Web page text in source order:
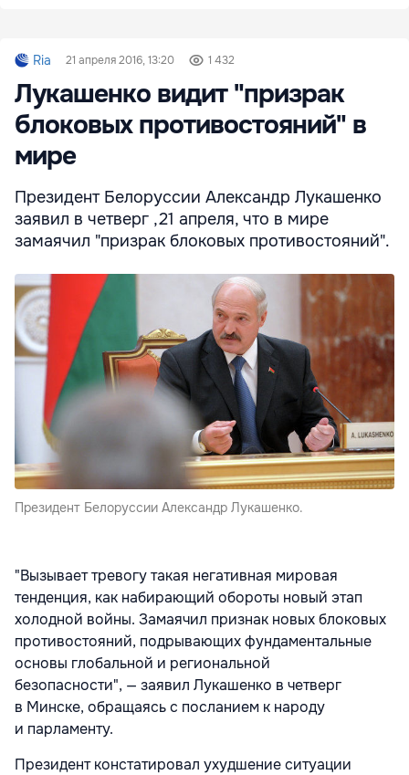
Ria 21 апреля 2016, 13:20 1 432
Лукашенко видит "призрак
блоковых противостояний" в
мире
Президент Белоруссии Александр Лукашенко
заявил в четверг ,21 апреля, что в мире
замаячил "призрак блоковых противостояний".
Президент Белоруссии Александр Лукашенко.
"Вызывает тревогу такая негативная мировая
тенденция, как набирающий обороты новый этап
холодной войны. Замаячил признак новых блоковых
противостояний, подрывающих фундаментальные
основы глобальной и региональной
безопасности", — заявил Лукашенко в четверг
в Минске, обращаясь с посланием к народу
и парламенту.
Президент констатировал ухудшение ситуации